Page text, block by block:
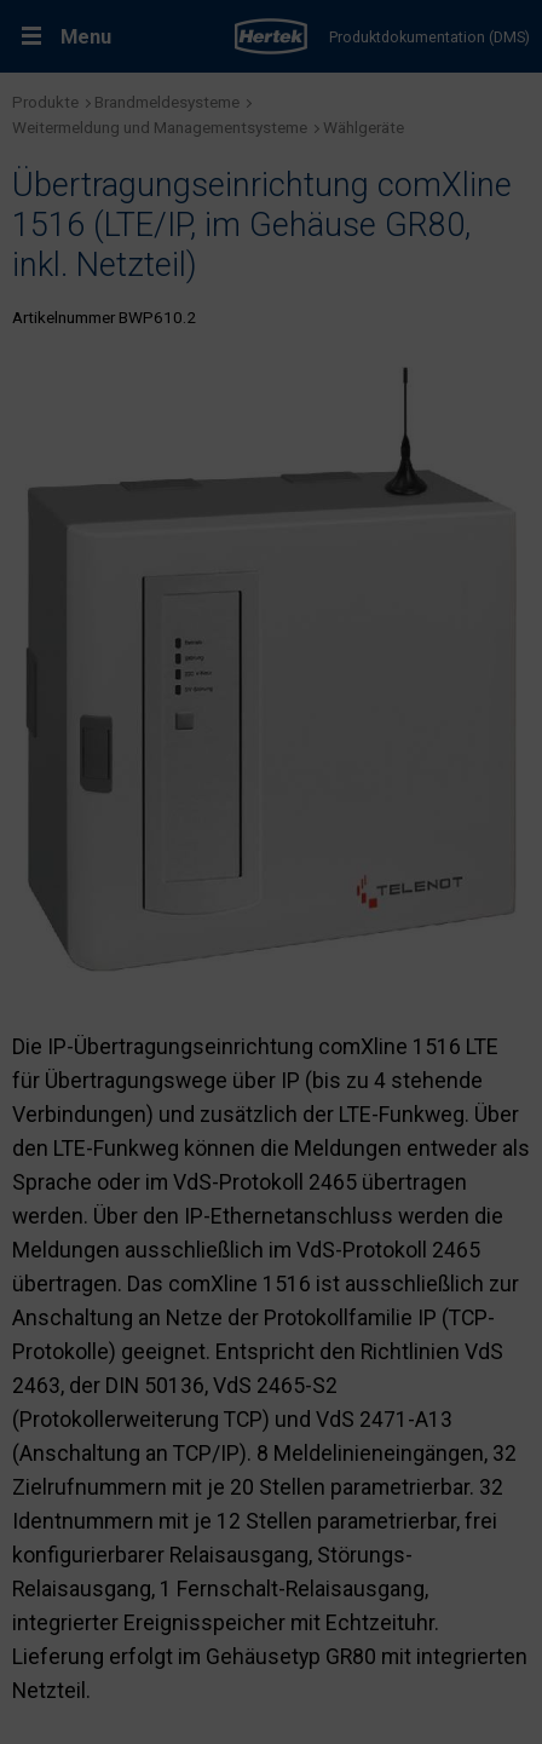
Menu
Lösungen
Produkte
Kundenservice & Dienstleistungen
Karriere bei Hertek
Nachhaltigkeit
Produktdokumentation (DMS)
RMA-Formular
Produkte
Brandmeldesysteme
Weitermeldung und Managementsysteme
Wählgeräte
Übertragungseinrichtung comXline
1516 (LTE/IP, im Gehäuse GR80,
inkl. Netzteil)
Artikelnummer BWP610.2
Die IP-Übertragungseinrichtung comXline 1516 LTE
für Übertragungswege über IP (bis zu 4 stehende
Verbindungen) und zusätzlich der LTE-Funkweg. Über
den LTE-Funkweg können die Meldungen entweder als
Sprache oder im VdS-Protokoll 2465 übertragen
werden. Über den IP-Ethernetanschluss werden die
Meldungen ausschließlich im VdS-Protokoll 2465
übertragen. Das comXline 1516 ist ausschließlich zur
Anschaltung an Netze der Protokollfamilie IP (TCP-
Protokolle) geeignet. Entspricht den Richtlinien VdS
2463, der DIN 50136, VdS 2465-S2
(Protokollerweiterung TCP) und VdS 2471-A13
(Anschaltung an TCP/IP). 8 Meldelinieneingängen, 32
Zielrufnummern mit je 20 Stellen parametrierbar. 32
Identnummern mit je 12 Stellen parametrierbar, frei
konfigurierbarer Relaisausgang, Störungs-
Relaisausgang, 1 Fernschalt-Relaisausgang,
integrierter Ereignisspeicher mit Echtzeituhr.
Lieferung erfolgt im Gehäusetyp GR80 mit integrierten
Netzteil.